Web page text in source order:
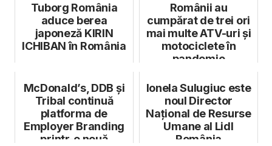
Tuborg România
aduce berea
japoneză KIRIN
ICHIBAN în România
Românii au
cumpărat de trei ori
mai multe ATV-uri și
motociclete în
pandemie
McDonald’s, DDB și
Tribal continuă
platforma de
Employer Branding
printr-o nouă
Ionela Sulugiuc este
noul Director
Național de Resurse
Umane al Lidl
România